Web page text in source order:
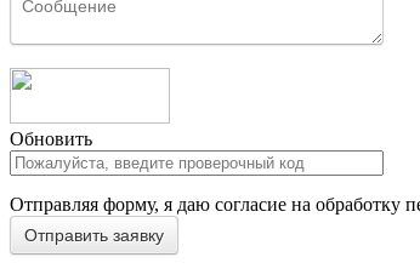
Обновить
Отправляя форму, я даю согласие на обработку